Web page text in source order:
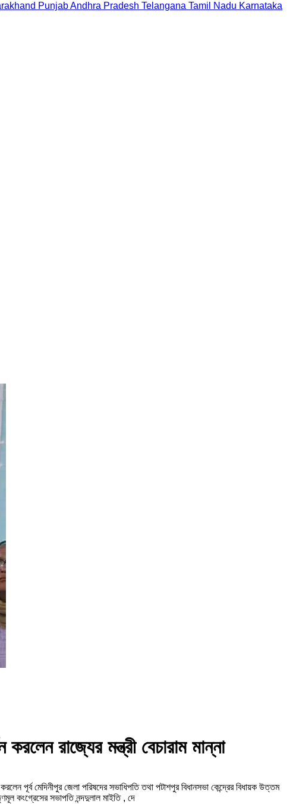
PunjabAndhra Pradesh Telangana Tamil Nadu Karnataka
রাজ্যের মন্ত্রী বেচারাম মান্না
পূর্ব মেদিনীপুর জেলা পরিষদের সভাধিপতি তথা পটাশপুর বিধানসভা কেন্দ্রের বিধায়ক উত্তম
কংগ্রেসের সভাপতি নন্দদুলাল মাইতি , দে